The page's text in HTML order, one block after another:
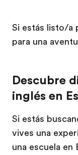
Si estás listo/a
para una
Descubre
inglés en
Si estás
vives una
una escuela